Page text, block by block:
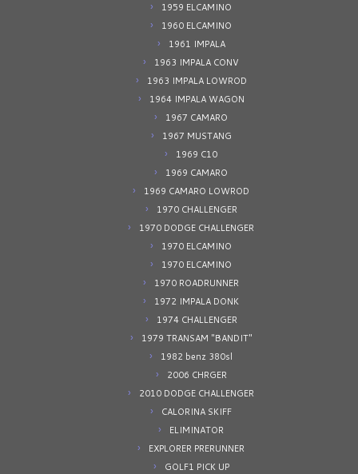
1959 ELCAMINO
1960 ELCAMINO
1961 IMPALA
1963 IMPALA CONV
1963 IMPALA LOWROD
1964 IMPALA WAGON
1967 CAMARO
1967 MUSTANG
1969 C10
1969 CAMARO
1969 CAMARO LOWROD
1970 CHALLENGER
1970 DODGE CHALLENGER
1970 ELCAMINO
1970 ELCAMINO
1970 ROADRUNNER
1972 IMPALA DONK
1974 CHALLENGER
1979 TRANSAM "BANDIT"
1982 benz 380sl
2006 CHRGER
2010 DODGE CHALLENGER
CALORINA SKIFF
ELIMINATOR
EXPLORER PRERUNNER
GOLF1 PICK UP